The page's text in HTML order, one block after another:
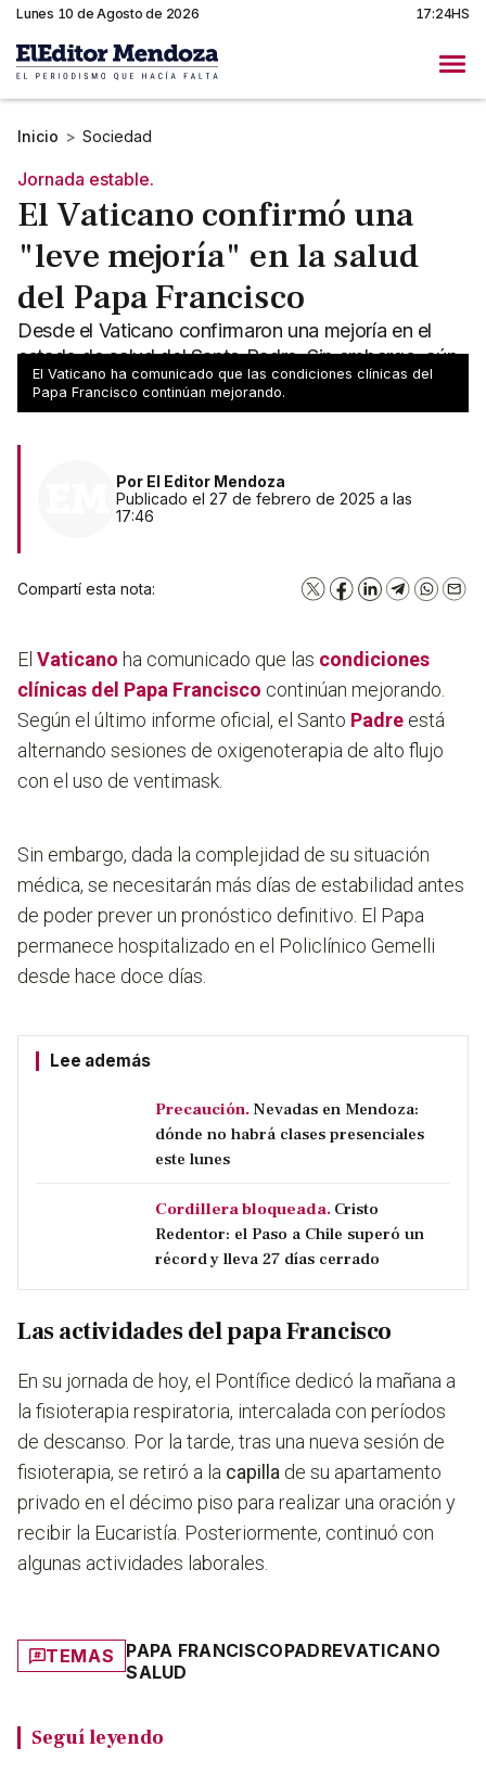
Lunes 10 de Agosto de 2026 17:24HS
Inicio > Sociedad
Jornada estable.
El Vaticano confirmó una
"leve mejoría" en la salud
del Papa Francisco
Desde el Vaticano confirmaron una mejoría en el
estado de salud del Santo Padre. Sin embargo, aún
no se puede decir que esté fuera de peligro
El Vaticano ha comunicado que las condiciones clínicas del
Papa Francisco continúan mejorando.
Por El Editor Mendoza
Publicado el 27 de febrero de 2025 a las
17:46
Compartí esta nota: X Facebook
LinkedInTelegram
El Vaticano ha comunicado que las condiciones
clínicas del Papa Francisco continúan mejorando.
Según el último informe oficial, el Santo Padre está
alternando sesiones de oxigenoterapia de alto flujo
con el uso de ventimask
Sin embargo, dada la complejidad de su situación
médica, se necesitarán más días de estabilidad antes
de poder prever un pronóstico definitivo. El Papa
permanece hospitalizado en el Policlínico Gemelli
desde hace doce días.
Lee además
Precaución. Nevadas en Mendoza:
dónde no habrá clases presenciales
este lunes
Cordillera bloqueada. Cristo
Redentor: el Paso a Chile superó un
récord y lleva 27 días cerrado
Las actividades del papa Francisco
En su jornada de hoy, el Pontífice dedicó la mañana a
la fisioterapia respiratoria, intercalada con períodos
de descanso. Por la tarde, tras una nueva sesión de
fisioterapia, se retiró a la capilla de su apartamento
privado en el décimo piso para realizar una oración y
recibir la Eucaristía. Posteriormente, continuó con
algunas actividades laborales.
TEMAS PAPA FRANCISCOPADREVATICANO
SALUD
Seguí leyendo